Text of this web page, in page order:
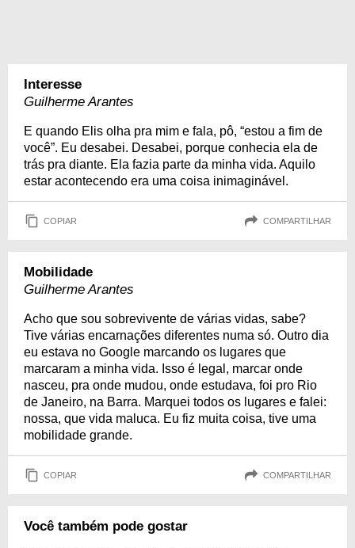
Interesse
Guilherme Arantes
E quando Elis olha pra mim e fala, pô, “estou a fim de
você”. Eu desabei. Desabei, porque conhecia ela de
trás pra diante. Ela fazia parte da minha vida. Aquilo
estar acontecendo era uma coisa inimaginável.
COPIAR COMPARTILHAR
Mobilidade
Guilherme Arantes
Acho que sou sobrevivente de várias vidas, sabe?
Tive várias encarnações diferentes numa só. Outro dia
eu estava no Google marcando os lugares que
marcaram a minha vida. Isso é legal, marcar onde
nasceu, pra onde mudou, onde estudava, foi pro Rio
de Janeiro, na Barra. Marquei todos os lugares e falei:
nossa, que vida maluca. Eu fiz muita coisa, tive uma
mobilidade grande.
COPIAR COMPARTILHAR
Você também pode gostar